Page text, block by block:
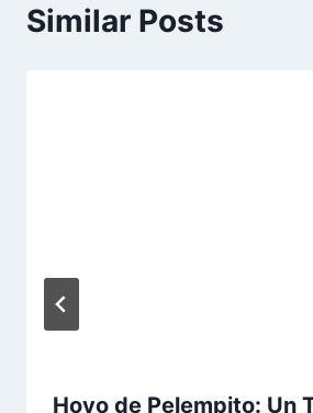
Similar Posts
Hoyo de Pelempito: Un